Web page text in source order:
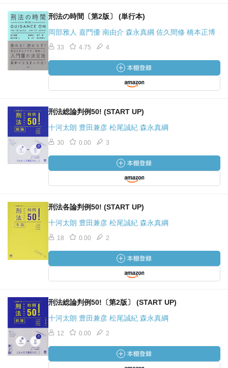
刑法の時間〔第2版〕 (単行本)
岡部雅人 嘉門優 南由介 森永真綱 佐久間修 橋本正博
33 4.75 4
刑法総論判例50! (START UP)
十河太朗 豊田兼彦 松尾誠紀 森永真綱
30 0.00 3
刑法各論判例50! (START UP)
十河太朗 豊田兼彦 松尾誠紀 森永真綱
18 0.00 2
刑法総論判例50!〔第2版〕 (START UP)
十河太朗 豊田兼彦 松尾誠紀 森永真綱
12 0.00 2